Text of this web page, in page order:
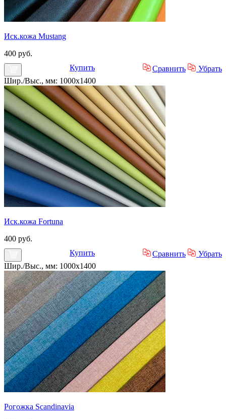
Иск.кожа Mustang
400 руб.
Купить
Сравнить
Убрать
Шир./Выс., мм: 1000x1400
Иск.кожа Fortuna
400 руб.
Купить
Сравнить
Убрать
Шир./Выс., мм: 1000x1400
Рогожка Scandinavia